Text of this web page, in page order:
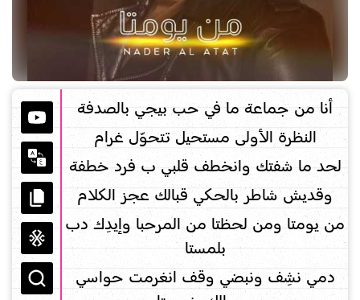
أنا من جماعة ما في حب بيجي بالصدفة
النظرة الأولى مستحيل تتحوّل غرام
لحد ما شفتك وانخطف قلبي ب فرد خطفة
وقديش شاطر بالحكي قبالك عجز الكلام
من يومتا ومن لحظتا من المرحبا وإيدِك دب
بلمستا
دمي نشِف ونبضي وقف انغرمت حواسي